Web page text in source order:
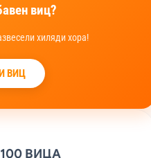
виц?
хиляди хора!
ВИЦ
ВИЦА